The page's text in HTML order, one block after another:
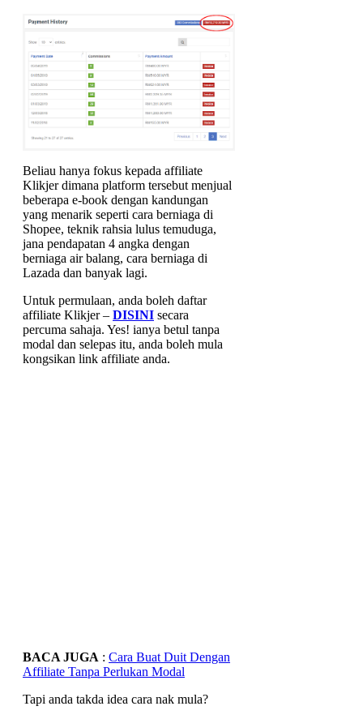
Beliau hanya fokus kepada affiliate
Klikjer dimana platform tersebut menjual
beberapa e-book dengan kandungan
yang menarik seperti cara berniaga di
Shopee, teknik rahsia lulus temuduga,
jana pendapatan 4 angka dengan
berniaga air balang, cara berniaga di
Lazada dan banyak lagi.
Untuk permulaan, anda boleh daftar
affiliate Klikjer – DISINI secara
percuma sahaja. Yes! ianya betul tanpa
modal dan selepas itu, anda boleh mula
kongsikan link affiliate anda.
BACA JUGA : Cara Buat Duit Dengan
Affiliate Tanpa Perlukan Modal
Tapi anda takda idea cara nak mula?